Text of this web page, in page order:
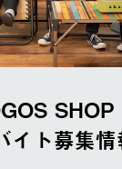
SHOP
イト募集情